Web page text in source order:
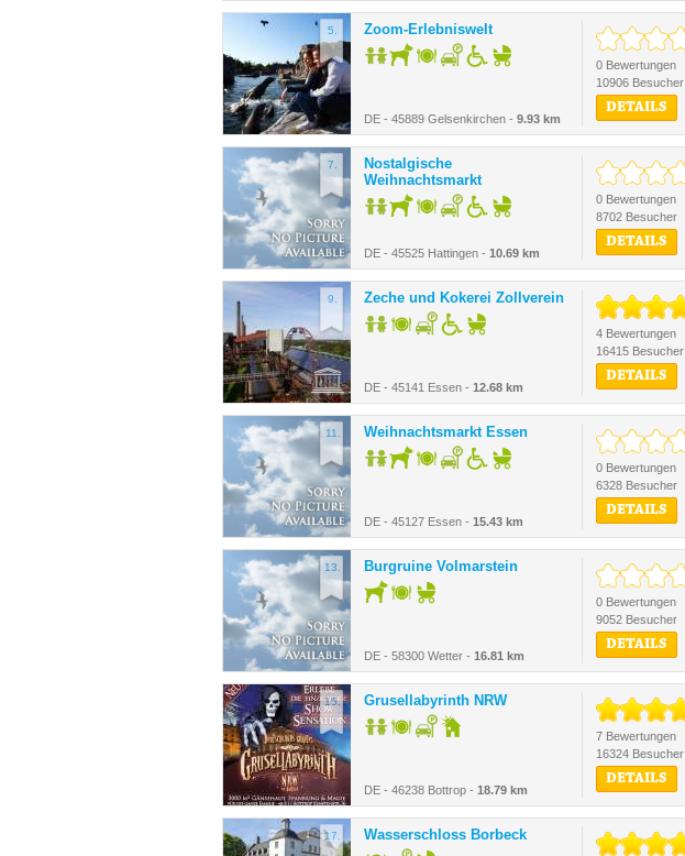
5. Zoom-Erlebniswelt
DE - 45889 Gelsenkirchen - 9.93 km
0 Bewertungen
10906 Besucher
DETAILS
7.
Nostalgische
Weihnachtsmarkt
DE - 45525 Hattingen - 10.69 km
0 Bewertungen
8702 Besucher
DETAILS
9. Zeche und Kokerei Zollverein
DE - 45141 Essen - 12.68 km
4 Bewertungen
16415 Besucher
DETAILS
11. Weihnachtsmarkt Essen
DE - 45127 Essen - 15.43 km
0 Bewertungen
6328 Besucher
DETAILS
13. Burgruine Volmarstein
DE - 58300 Wetter - 16.81 km
0 Bewertungen
9052 Besucher
DETAILS
15. Grusellabyrinth NRW
DE - 46238 Bottrop - 18.79 km
7 Bewertungen
16324 Besucher
DETAILS
17. Wasserschloss Borbeck